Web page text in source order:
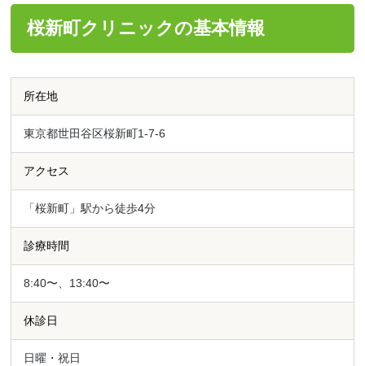
桜新町クリニックの基本情報
所在地
東京都世田谷区桜新町1-7-6
アクセス
「桜新町」駅から徒歩4分
診療時間
8:40〜、13:40〜
休診日
日曜・祝日